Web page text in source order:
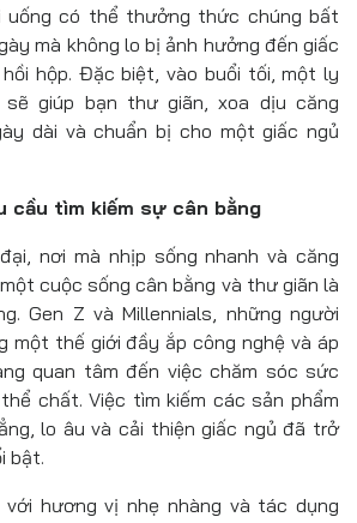
uống có thể thưởng thức chúng bất
mà không lo bị ảnh hưởng đến giấc
hộp. Đặc biệt, vào buổi tối, một ly
giúp bạn thư giãn, xoa dịu căng
dài và chuẩn bị cho một giấc ngủ
cầu tìm kiếm sự cân bằng
nơi mà nhịp sống nhanh và căng
cuộc sống cân bằng và thư giãn là
Gen Z và Millennials, những người
một thế giới đầy ắp công nghệ và áp
quan tâm đến việc chăm sóc sức
chất. Việc tìm kiếm các sản phẩm
lo âu và cải thiện giấc ngủ đã trở
bật.
với hương vị nhẹ nhàng và tác dụng